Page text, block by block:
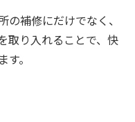
補修にだけでなく、
取り入れることで、快
。